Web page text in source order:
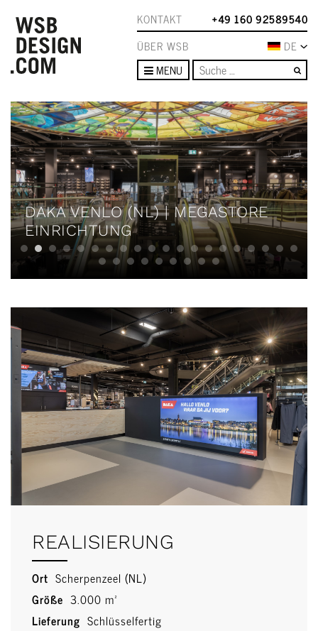
KONTAKT
+49 160 92589540
ÜBER WSB
DE
MENU
DAKA VENLO (NL) | MEGASTORE
EINRICHTUNG
REALISIERUNG
Ort Scherpenzeel (NL)
Größe 3.000 m²
Lieferung Schlüsselfertig